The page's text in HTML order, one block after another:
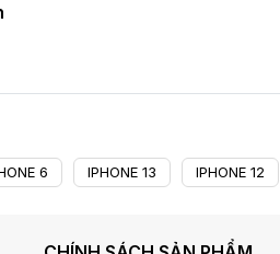
6 IPHONE 13 IPHONE 12